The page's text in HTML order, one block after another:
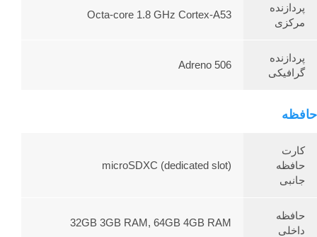
پردازنده
مرکزی
Octa-core 1.8 GHz Cortex-A53
پردازنده
گرافیکی
Adreno 506
حافظه
کارت
حافظه
جانبی
microSDXC (dedicated slot)
حافظه
داخلی
32GB 3GB RAM, 64GB 4GB RAM